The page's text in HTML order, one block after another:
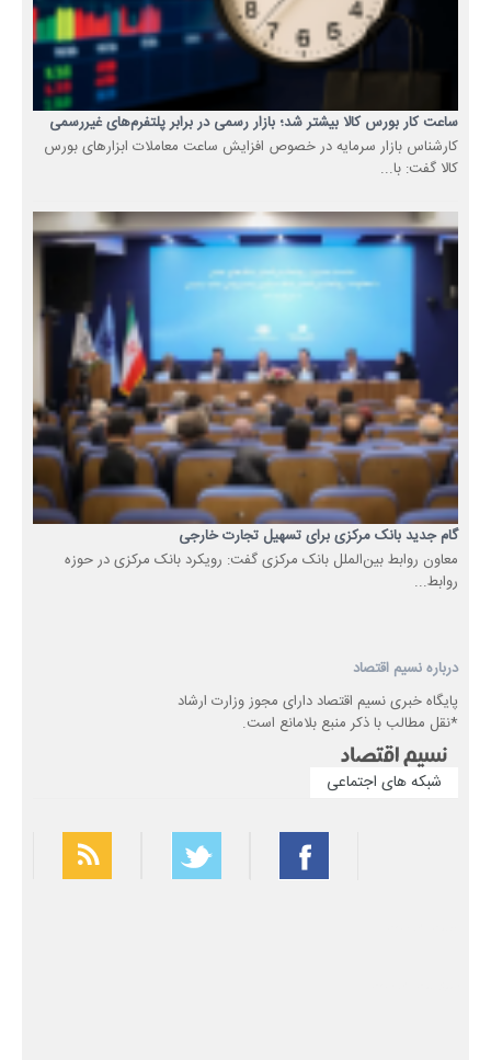
ساعت کار بورس کالا بیشتر شد؛ بازار رسمی در برابر پلتفرم‌های غیررسمی
کارشناس بازار سرمایه در خصوص افزایش ساعت معاملات ابزارهای بورس
کالا گفت: با...
گام جدید بانک مرکزی برای تسهیل تجارت خارجی
معاون روابط بین‌الملل بانک مرکزی گفت: رویکرد بانک مرکزی در حوزه
روابط...
درباره نسیم اقتصاد
پایگاه خبری نسیم اقتصاد دارای مجوز وزارت ارشاد
*نقل مطالب با ذکر منبع بلامانع است.
شبکه های اجتماعی